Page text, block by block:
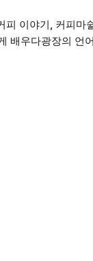
피 이야기, 커피마
배우다광장의 언